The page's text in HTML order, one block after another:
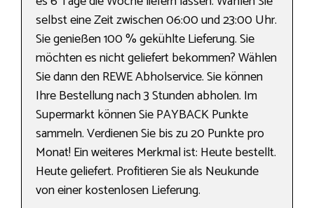
selbst eine Zeit zwischen 06:00 und 23:00 Uhr.
Sie genießen 100 % gekühlte Lieferung. Sie
möchten es nicht geliefert bekommen? Wählen
Sie dann den REWE Abholservice. Sie können
Ihre Bestellung nach 3 Stunden abholen. Im
Supermarkt können Sie PAYBACK Punkte
sammeln. Verdienen Sie bis zu 20 Punkte pro
Monat! Ein weiteres Merkmal ist: Heute bestellt.
Heute geliefert. Profitieren Sie als Neukunde
von einer kostenlosen Lieferung.